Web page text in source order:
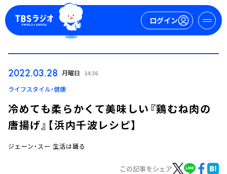
ログイン
ログイン
2022.03.28 月曜日 14:36
ライフスタイル・健康
冷めても柔らかくて美味しい『鶏むね肉の
唐揚げ』【浜内千波レシピ】
ジェーン・スー 生活は踊る
この記事をシェア